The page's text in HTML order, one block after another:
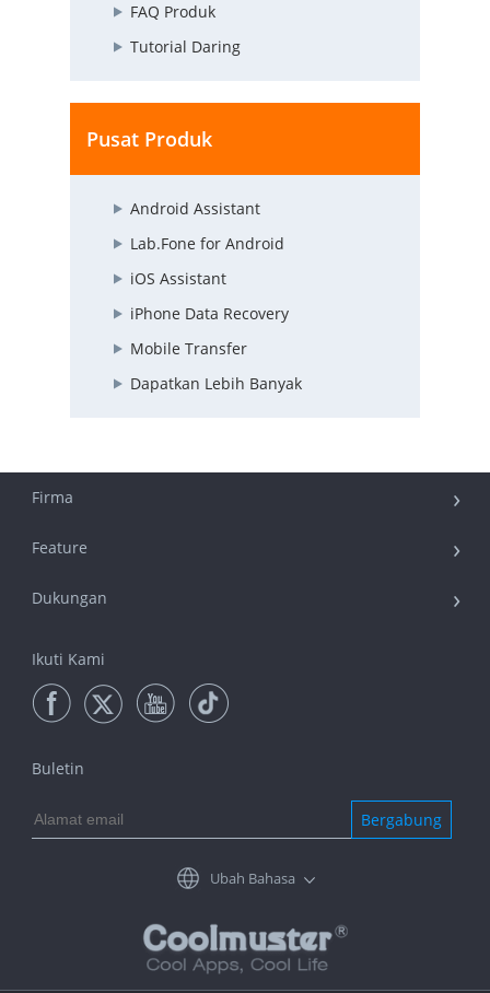
FAQ Produk
Tutorial Daring
Pusat Produk
Android Assistant
Lab.Fone for Android
iOS Assistant
iPhone Data Recovery
Mobile Transfer
Dapatkan Lebih Banyak
Firma
Feature
Dukungan
Ikuti Kami
Buletin
Bergabung
Ubah Bahasa